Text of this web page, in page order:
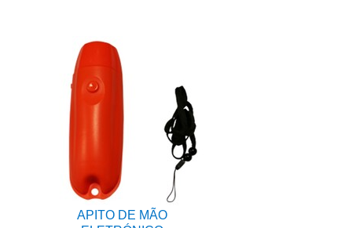
APITO DE MÃO